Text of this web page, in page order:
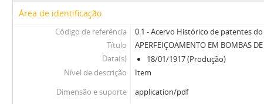
Área de identificação
Código de referência
0.1 - Acervo Histórico de patentes
Título
APERFEIÇOAMENTO EM BOMBAS
Data(s)
18/01/1917 (Produção)
Nível de descrição
Item
Dimensão e suporte
application/pdf